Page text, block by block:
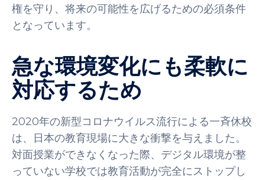
権を守り、将来の可能性を広げるための必須条件
となっています。
急な環境変化にも柔軟に
対応するため
2020年の新型コロナウイルス流行による一斉休校
は、日本の教育現場に大きな衝撃を与えました。
対面授業ができなくなった際、デジタル環境が整
っていない学校では教育活動が完全にストップし